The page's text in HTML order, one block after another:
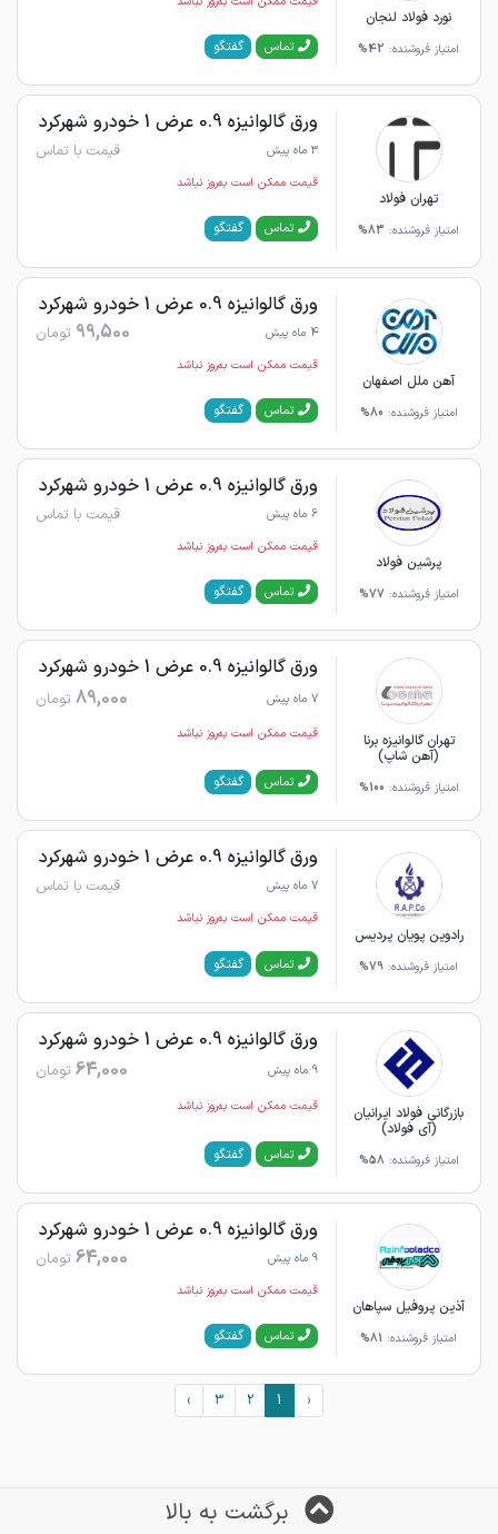
نورد فولاد لنجان
امتیاز فروشنده: 42% تماس گفتگو
تهران فولاد
امتیاز فروشنده: 83%
ورق گالوانیزه 0.9 عرض 1 خودرو شهرکرد
3 ماه پیش قیمت با تماس
قیمت ممکن است به‌روز نباشد
تماس گفتگو
آهن ملل اصفهان
امتیاز فروشنده: 80%
ورق گالوانیزه 0.9 عرض 1 خودرو شهرکرد
4 ماه پیش 99,500 تومان
قیمت ممکن است به‌روز نباشد
تماس گفتگو
پرشین فولاد
امتیاز فروشنده: 77%
ورق گالوانیزه 0.9 عرض 1 خودرو شهرکرد
6 ماه پیش قیمت با تماس
قیمت ممکن است به‌روز نباشد
تماس گفتگو
تهران گالوانیزه برنا
(آهن شاپ)
امتیاز فروشنده: 100%
ورق گالوانیزه 0.9 عرض 1 خودرو شهرکرد
7 ماه پیش 89,000 تومان
قیمت ممکن است به‌روز نباشد
تماس گفتگو
رادوین پویان پردیس
امتیاز فروشنده: 79%
ورق گالوانیزه 0.9 عرض 1 خودرو شهرکرد
7 ماه پیش قیمت با تماس
قیمت ممکن است به‌روز نباشد
تماس گفتگو
بازرگانی فولاد ایرانیان
(آی فولاد)
امتیاز فروشنده: 58%
ورق گالوانیزه 0.9 عرض 1 خودرو شهرکرد
9 ماه پیش 64,000 تومان
قیمت ممکن است به‌روز نباشد
تماس گفتگو
آذین پروفیل سپاهان
امتیاز فروشنده: 81%
ورق گالوانیزه 0.9 عرض 1 خودرو شهرکرد
9 ماه پیش 64,000 تومان
قیمت ممکن است به‌روز نباشد
تماس گفتگو
‹
1
2
3
›
برگشت به بالا